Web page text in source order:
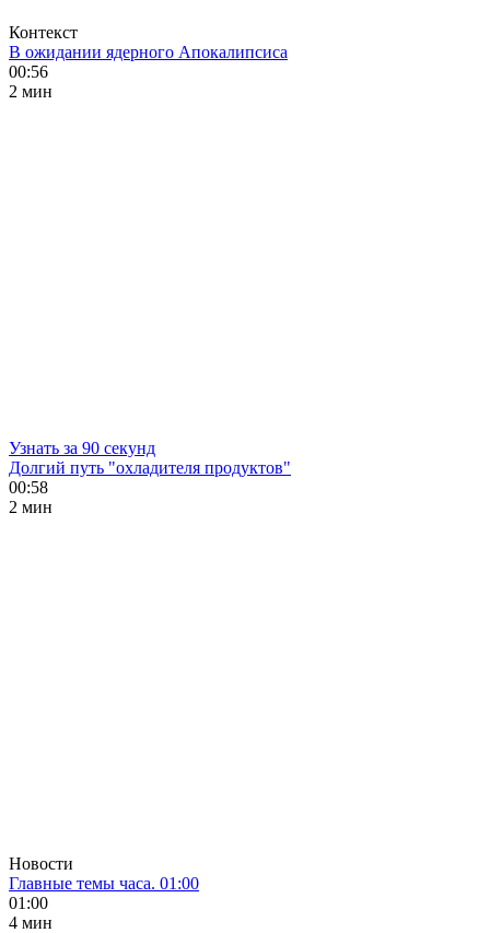
Контекст
В ожидании ядерного Апокалипсиса
00:56
2 мин
Узнать за 90 секунд
Долгий путь "охладителя продуктов"
00:58
2 мин
Новости
Главные темы часа. 01:00
01:00
4 мин